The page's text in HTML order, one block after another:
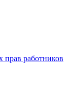
прав работников